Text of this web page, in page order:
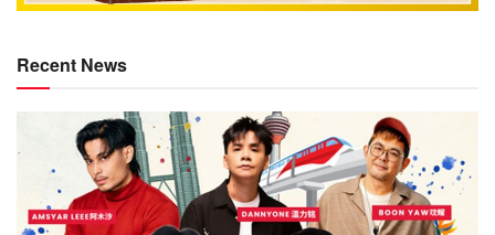
Recent News